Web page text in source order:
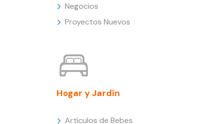
Negocios
Proyectos Nuevos
Hogar y Jardín
Artículos de Bebes